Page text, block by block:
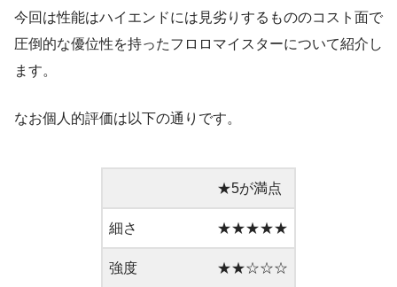
今回は性能はハイエンドには見劣りするもののコスト面で
圧倒的な優位性を持ったフロロマイスターについて紹介し
ます。
なお個人的評価は以下の通りです。
★5が満点
細さ ★★★★★
強度 ★★☆☆☆